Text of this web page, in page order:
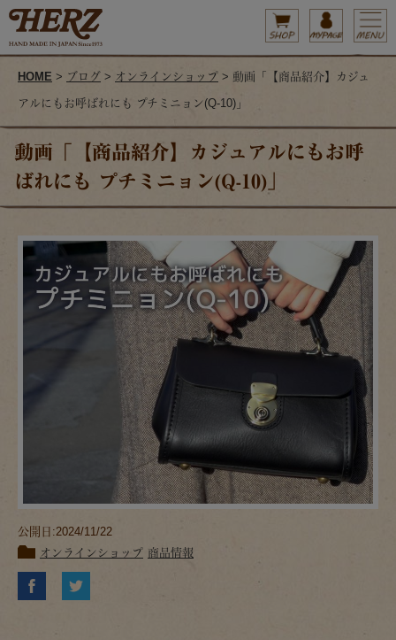
HOME > ブログ > オンラインショップ > 動画「【商品紹介】カジュ
アルにもお呼ばれにも プチミニョン(Q-10)」
動画「【商品紹介】カジュアルにもお呼
ばれにも プチミニョン(Q-10)」
公開日:2024/11/22
オンラインショップ 商品情報